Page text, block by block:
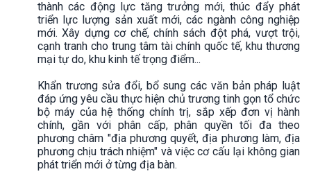
thành các động lực tăng trưởng mới, thúc đẩy phát
triển lực lượng sản xuất mới, các ngành công nghiệp
mới. Xây dựng cơ chế, chính sách đột phá, vượt trội,
cạnh tranh cho trung tâm tài chính quốc tế, khu thương
mại tự do, khu kinh tế trọng điểm...
Khẩn trương sửa đổi, bổ sung các văn bản pháp luật
đáp ứng yêu cầu thực hiện chủ trương tinh gọn tổ chức
bộ máy của hệ thống chính trị, sắp xếp đơn vị hành
chính, gần với phân cấp, phân quyền tối đa theo
phương châm "địa phương quyết, địa phương làm, địa
phương chịu trách nhiệm" và việc cơ cấu lại không gian
phát triển mới ở từng địa bàn.